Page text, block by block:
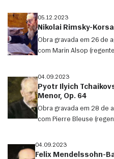
05.12.2023
Nikolai Rimsky-
Obra gravada em 26 de
com Marin Alsop
04.09.2023
Pyotr Ilyich
Menor, Op. 64
Obra gravada em 28 de
com Pierre Bleuse
04.09.2023
Felix Mendelssohn-